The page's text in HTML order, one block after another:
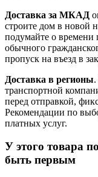
Доставка за МКАД
строите дом в новой
подумайте о времени
обычного
пропуск на въезд в
Доставка в регионы
транспортной
перед отправкой,
Рекомендации по
платных услуг.
У этого товара
быть первым